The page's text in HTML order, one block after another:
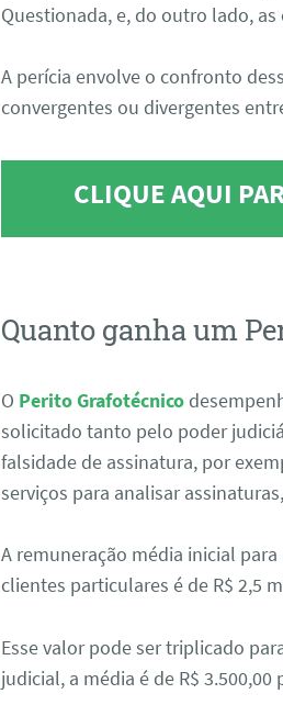
Questionada, e, do outro lado,
A perícia envolve o confronto
convergentes ou divergentes
CLIQUE AQUI
Quanto ganha um
O Perito Grafotécnico
solicitado tanto pelo poder
falsidade de assinatura, por
serviços para analisar
A remuneração média inicial
clientes particulares é de R$ 2,5
Esse valor pode ser triplicado
judicial, a média é de R$